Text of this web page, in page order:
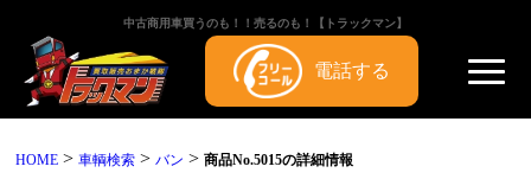
中古商用車買うのも！！売るのも！【トラックマン】
電話する
HOME >車輌検索 >バン >商品No.5015の詳細情報